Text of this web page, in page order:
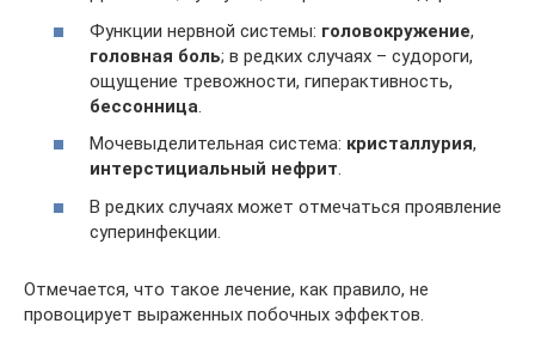
Функции нервной системы: головокружение,
головная боль; в редких случаях – судороги,
ощущение тревожности, гиперактивность,
бессонница.
Мочевыделительная система: кристаллурия,
интерстициальный нефрит.
В редких случаях может отмечаться проявление
суперинфекции.
Отмечается, что такое лечение, как правило, не
провоцирует выраженных побочных эффектов.